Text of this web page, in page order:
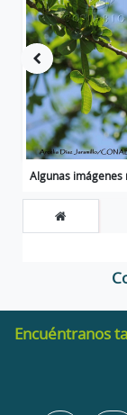
Algunas imágenes
Encuéntranos